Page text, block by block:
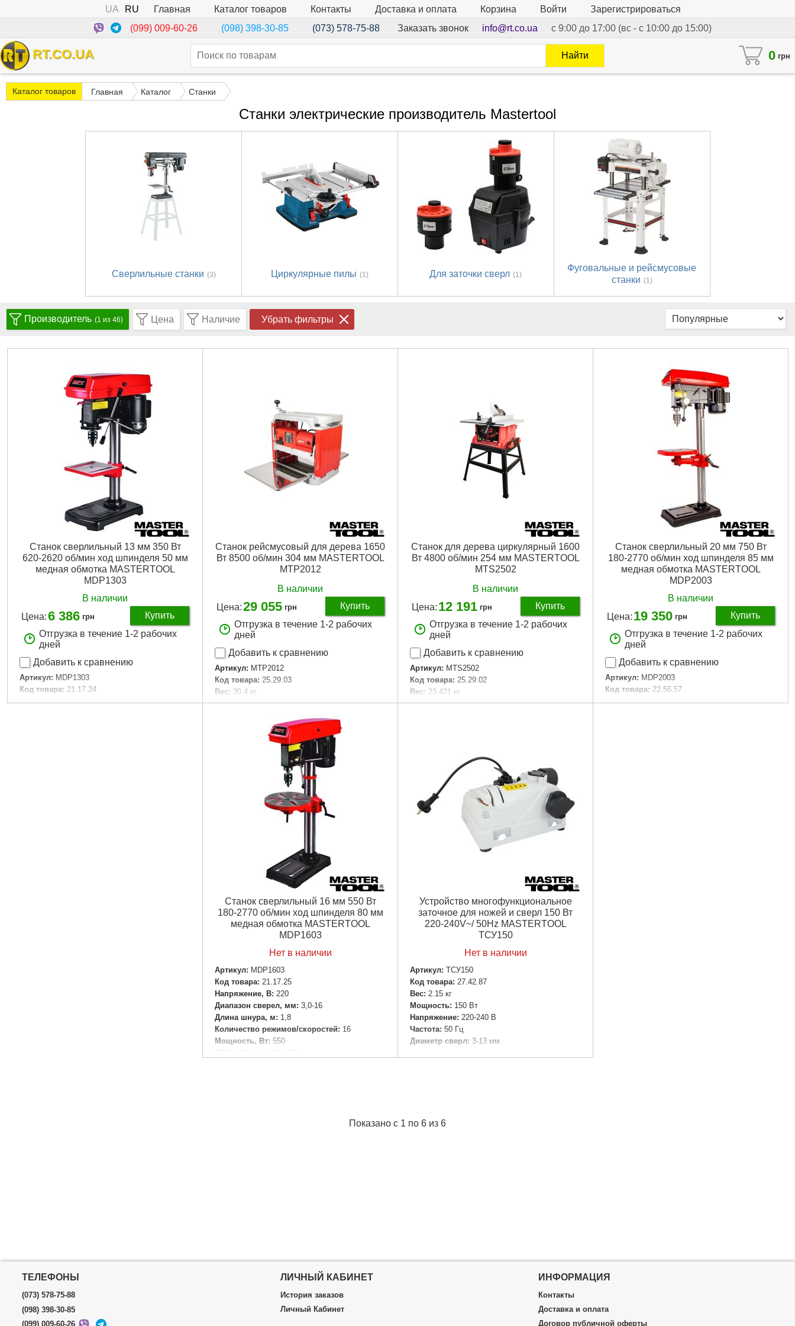
UA RU Главная Каталог товаров Контакты Доставка и оплата Корзина Войти
Зарегистрироваться
(099) 009-60-26
(098) 398-30-85 (073) 578-75-88 Заказать звонок info@rt.co.ua с 9:00 до 17:00 (вс - с 10:00 до 15:00)
RT.CO.UA 0 грн
Найти
Каталог товаров Главная Каталог Станки
Станки электрические производитель Mastertool
Сверлильные станки (3) Циркулярные пилы (1) Для заточки сверл (1)
Фуговальные и рейсмусовые
станки (1)
Производитель (1 из 46) Цена Наличие Убрать фильтры
Станок сверлильный 13 мм 350 Вт
620-2620 об/мин ход шпинделя 50 мм
медная обмотка MASTERTOOL
MDP1303
В наличии
Цена:6 386 грн
Купить
Отгрузка в течение 1-2 рабочих
дней
Добавить к сравнению
Артикул: MDP1303
Код товара: 21.17.24
Тип патрона: B16
Станок рейсмусовый для дерева 1650
Вт 8500 об/мин 304 мм MASTERTOOL
MTP2012
В наличии
Цена:29 055 грн
Купить
Отгрузка в течение 1-2 рабочих
дней
Добавить к сравнению
Артикул: MTP2012
Код товара: 25.29.03
Вес: 30.4 кг
Ширина строгания, мм: 304
1 650
Подробнее...
Станок для дерева циркулярный 1600
Вт 4800 об/мин 254 мм MASTERTOOL
MTS2502
В наличии
Цена: 12 191 грн
Купить
Отгрузка в течение 1-2 рабочих
дней
Добавить к сравнению
Артикул: MTS2502
Код товара: 25.29.02
Вес: 23.421 кг
RPM: 4 800
Станок сверлильный 20 мм 750 Вт
180-2770 об/мин ход шпинделя 85 мм
медная обмотка MASTERTOOL
MDP2003
В наличии
Цена: 19 350 грн
Купить
Отгрузка в течение 1-2 рабочих
дней
Добавить к сравнению
Артикул: MDP2003
Код товара: 22.56.57
Вес: 53 кг
Станок сверлильный 16 мм 550 Вт
180-2770 об/мин ход шпинделя 80 мм
медная обмотка MASTERTOOL
MDP1603
Нет в наличии
Артикул: MDP1603
Код товара: 21.17.25
Напряжение, В: 220
Диапазон сверел, мм: 3,0-16
Длина шнура, м: 1,8
Количество режимов/скоростей: 16
Мощность, Вт: 550
Устройство многофункциональное
заточное для ножей и сверл 150 Вт
220-240V~/ 50Hz MASTERTOOL
ТСУ150
Нет в наличии
Артикул: ТСУ150
Код товара: 27.42.87
Вес: 2.15 кг
Мощность: 150 Вт
Напряжение: 220-240 В
Частота: 50 Гц
Диаметр сверл: 3-13 мм
Показано с 1 по 6 из 6
ТЕЛЕФОНЫ
(073) 578-75-88
(098) 398-30-85
(099) 009-60-26
ЛИЧНЫЙ КАБИНЕТ
История заказов
Личный Кабинет
ИНФОРМАЦИЯ
Контакты
Доставка и оплата
Договор публичной оферты